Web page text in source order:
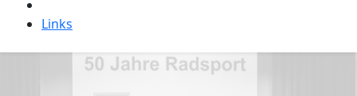
Links